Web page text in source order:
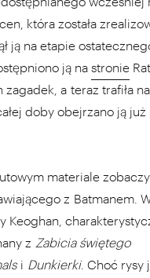
która została
ją na etapie
ją na stronie
a teraz trafiła na
doby obejrzano ją już
materiale
z Batmanem.
Keoghan,
z Zabicia świętego
i Dunkierki. Choć rysy